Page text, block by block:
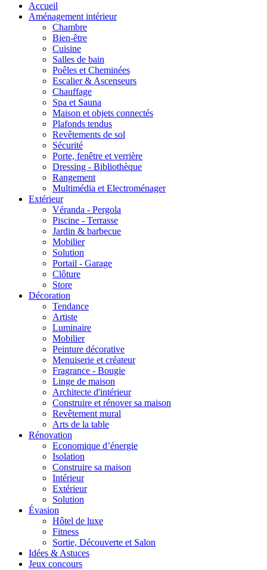
Accueil
Aménagement intérieur
Chambre
Bien-être
Cuisine
Salles de bain
Poêles et Cheminées
Escalier & Ascenseurs
Chauffage
Spa et Sauna
Maison et objets connectés
Plafonds tendus
Revêtements de sol
Sécurité
Porte, fenêtre et verrière
Dressing - Bibliothèque
Rangement
Multimédia et Electroménager
Extérieur
Véranda - Pergola
Piscine - Terrasse
Jardin & barbecue
Mobilier
Solution
Portail - Garage
Clôture
Store
Décoration
Tendance
Artiste
Luminaire
Mobilier
Peinture décorative
Menuiserie et créateur
Fragrance - Bougie
Linge de maison
Architecte d'intérieur
Construire et rénover sa maison
Revêtement mural
Arts de la table
Rénovation
Economique d’énergie
Isolation
Construire sa maison
Intérieur
Extérieur
Solution
Évasion
Hôtel de luxe
Fitness
Sortie, Découverte et Salon
Idées & Astuces
Jeux concours